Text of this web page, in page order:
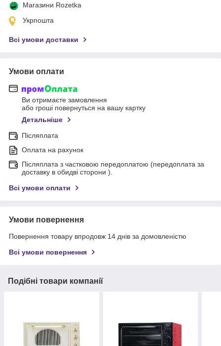
Магазини Rozetka
Укрпошта
Всі умови доставки
Умови оплати
Ви отримаєте замовлення
або гроші повернуться на вашу картку
Детальніше
Післяплата
Оплата на рахунок
Післяплата з частковою передоплатою (передоплата за
доставку в обидві сторони ).
Всі умови оплати
Умови повернення
Повернення товару впродовж 14 днів за домовленістю
Всі умови повернення
Подібні товари компанії